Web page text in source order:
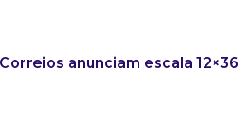
anunciam escala